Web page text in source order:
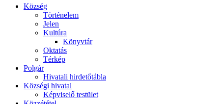
Község
Történelem
Jelen
Kultúra
Könyvtár
Oktatás
Térkép
Polgár
Hivatali hirdetőtábla
Községi hivatal
Képviselő testület